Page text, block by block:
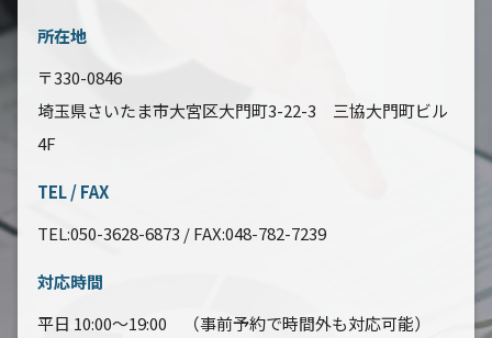
所在地
〒330-0846
埼玉県さいたま市大宮区大門町3-22-3 三協大門町ビル
4F
TEL / FAX
TEL:050-3628-6873 / FAX:048-782-7239
対応時間
平日 10:00～19:00 （事前予約で時間外も対応可能）